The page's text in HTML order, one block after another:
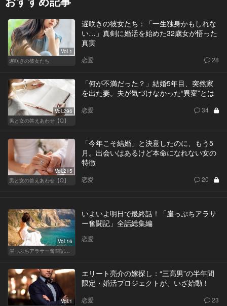
Vol.1
遅咲きの彼女たち
遅咲きの彼女たち：「一生独身かもしれな
い…」真剣に婚活を始めた32歳女が悟った
真実
恋愛 28
Vol.296
男と女の答えあわせ【Q】
「何が不満だった？」結婚5年目、突然家
を出た妻。夫が気づけなかった“異変”とは
恋愛 34
Vol.215
男と女の答えあわせ【Q】
「今年こそ結婚」と決意したのに、もう5
月。出会いはあるけど本命になれない女の
特徴
恋愛 20
Vol.16
崖っぷちアラサー奮闘記 written by 内埜さくら
いよいよ明日で最終話！「崖っぷちアラサ
ー奮闘記」全話総集編
恋愛
Vol.1
エリート亮介の嫁探し：“三高男”の半年間
限定・婚活プロジェクトが、いざ始動！
恋愛 23